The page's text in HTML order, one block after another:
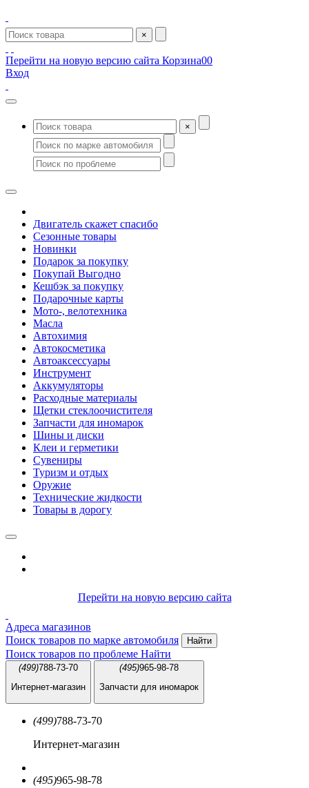
×
Перейти на новую версию сайта Корзина00
Вход
×
Двигатель скажет спасибо
Сезонные товары
Новинки
Подарок за покупку
Покупай Выгодно
Кешбэк за покупку
Подарочные карты
Мото-, велотехника
Масла
Автохимия
Автокосметика
Автоаксессуары
Инструмент
Аккумуляторы
Расходные материалы
Щетки стеклоочистителя
Запчасти для иномарок
Шины и диски
Клеи и герметики
Сувениры
Туризм и отдых
Оружие
Технические жидкости
Товары в дорогу
Перейти на новую версию сайта
Адреса магазинов
Поиск товаров по марке автомобиля
Найти
Поиск товаров по проблеме Найти
(499)788-73-70
Интернет-магазин
(495)965-98-78
Запчасти для иномарок
(499)788-73-70
Интернет-магазин
(495)965-98-78